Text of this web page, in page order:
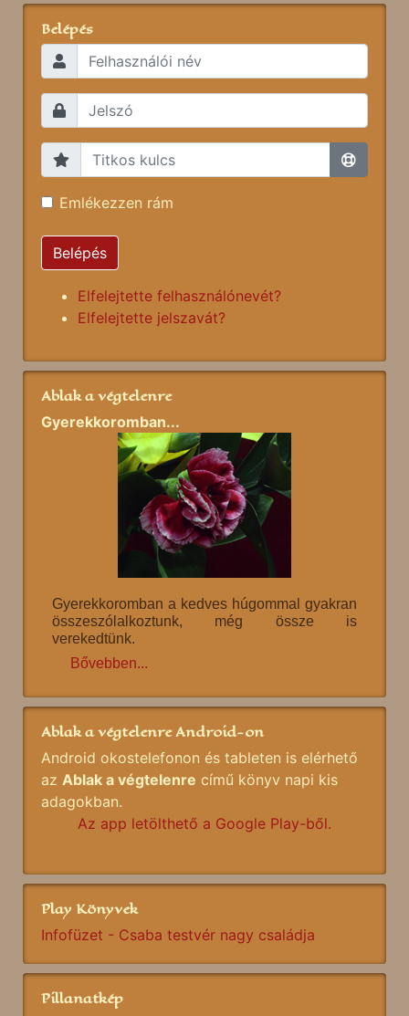
Belépés
Emlékezzen rám
Belépés
Elfelejtette felhasználónevét?
Elfelejtette jelszavát?
Ablak a végtelenre
Gyerekkoromban...
Gyerekkoromban a kedves húgommal gyakran
összeszólalkoztunk, még össze is
verekedtünk.
Bővebben...
Ablak a végtelenre Android-on
Android okostelefonon és tableten is elérhető
az Ablak a végtelenre című könyv napi kis
adagokban.
Az app letölthető a Google Play-ből.
Play Könyvek
Infofüzet - Csaba testvér nagy családja
Pillanatkép